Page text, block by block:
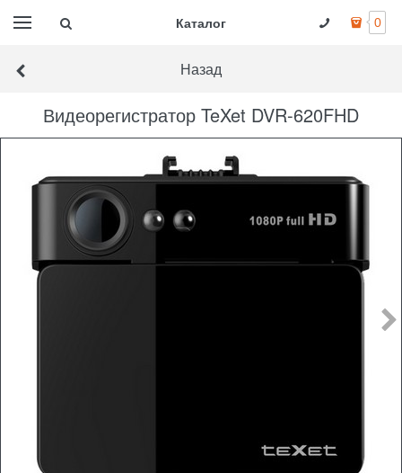
Каталог 0
Назад
Видеорегистратор TeXet DVR-620FHD